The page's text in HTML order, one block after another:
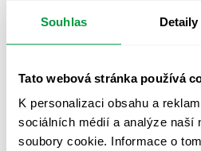
Souhlas Detaily
Tato webová stránka používá
K personalizaci obsahu a
sociálních médií a analýze naší
soubory cookie. Informace o
PROVOZNÍ DENÍK NOUZOVÉHO
UMĚLÉ OSVĚTLENÍ VEŘEJNÉ
VÝPOČET OSVĚTLENÍ VÝPOČET
VÝPOČTY A NÁVRHY ZASTÍNĚNÍ